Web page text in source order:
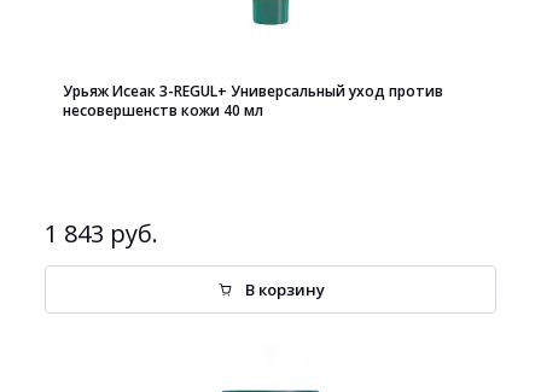
Урьяж Исеак 3-REGUL+ Универсальный уход против
несовершенств кожи 40 мл
1 843 руб.
В корзину